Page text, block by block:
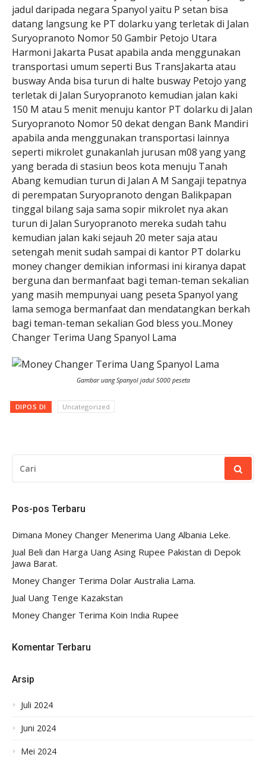
jadul daripada negara Spanyol yaitu P setan bisa
datang langsung ke PT dolarku yang terletak di Jalan
Suryopranoto Nomor 50 Gambir Petojo Utara
Harmoni Jakarta Pusat apabila anda menggunakan
transportasi umum seperti Bus TransJakarta atau
busway Anda bisa turun di halte busway Petojo yang
terletak di Jalan Suryopranoto kemudian jalan kaki
150 M atau 5 menit menuju kantor PT dolarku di Jalan
Suryopranoto Nomor 50 dekat dengan Bank Mandiri
apabila anda menggunakan transportasi lainnya
seperti mikrolet gunakanlah jurusan m08 yang yang
yang berada di stasiun beos kota menuju Tanah
Abang kemudian turun di Jalan A M Sangaji tepatnya
di perempatan Suryopranoto dengan Balikpapan
tinggal bilang saja sama sopir mikrolet nya akan
turun di Jalan Suryopranoto mereka sudah tahu
kemudian jalan kaki sejauh 20 meter saja atau
setengah menit sudah sampai di kantor PT dolarku
money changer demikian informasi ini kiranya dapat
berguna dan bermanfaat bagi teman-teman sekalian
yang masih mempunyai uang peseta Spanyol yang
lama semoga bermanfaat dan mendatangkan berkah
bagi teman-teman sekalian God bless you..Money
Changer Terima Uang Spanyol Lama
Gambar uang Spanyol jadul 5000 peseta
DIPOS DI Uncategorized
UNTUK:
Pos-pos Terbaru
Dimana Money Changer Menerima Uang Albania Leke.
Jual Beli dan Harga Uang Asing Rupee Pakistan di Depok
Jawa Barat.
Money Changer Terima Dolar Australia Lama.
Jual Uang Tenge Kazakstan
Money Changer Terima Koin India Rupee
Komentar Terbaru
Arsip
Juli 2024
Juni 2024
Mei 2024